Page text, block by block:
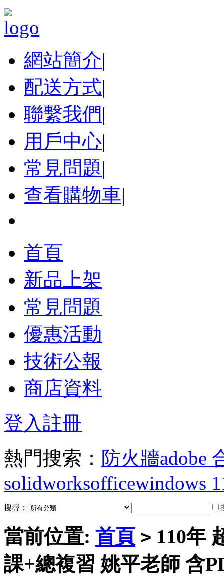
網站簡介|
配送方式|
聯繫我們|
用戶中心|
常見問題|
查看購物車|
首頁
新品上架
常見問題
優惠活動
技術公報
商店資料
登入註冊
熱門搜索： 防火牆adobe
solidworksofficewindows
搜尋：
當前位置: 首頁 > 110年
課+總複習 姚平老師 含